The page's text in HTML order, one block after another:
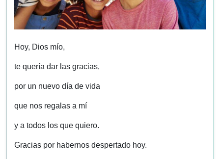
Hoy, Dios mío,
te quería dar las gracias,
por un nuevo día de vida
que nos regalas a mí
y a todos los que quiero.
Gracias por habernos despertado hoy.